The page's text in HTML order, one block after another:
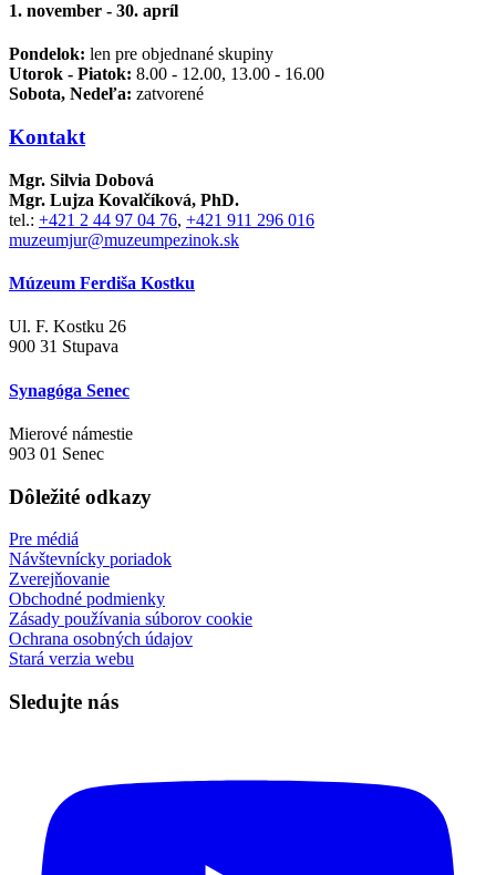
1. november - 30. apríl
Pondelok: len pre objednané skupiny
Utorok - Piatok: 8.00 - 12.00, 13.00 - 16.00
Sobota, Nedeľa: zatvorené
Kontakt
Mgr. Silvia Dobová
Mgr. Lujza Kovalčíková, PhD.
tel.: +421 2 44 97 04 76, +421 911 296 016
muzeumjur@muzeumpezinok.sk
Múzeum Ferdiša Kostku
Ul. F. Kostku 26
900 31 Stupava
Synagóga Senec
Mierové námestie
903 01 Senec
Dôležité odkazy
Pre médiá
Návštevnícky poriadok
Zverejňovanie
Obchodné podmienky
Zásady používania súborov cookie
Ochrana osobných údajov
Stará verzia webu
Sledujte nás